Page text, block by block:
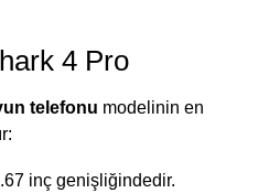
4 Pro
telefonu modelinin en
inç genişliğindedir.